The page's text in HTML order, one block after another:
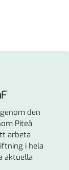
den
Piteå
arbeta
i hela
aktuella